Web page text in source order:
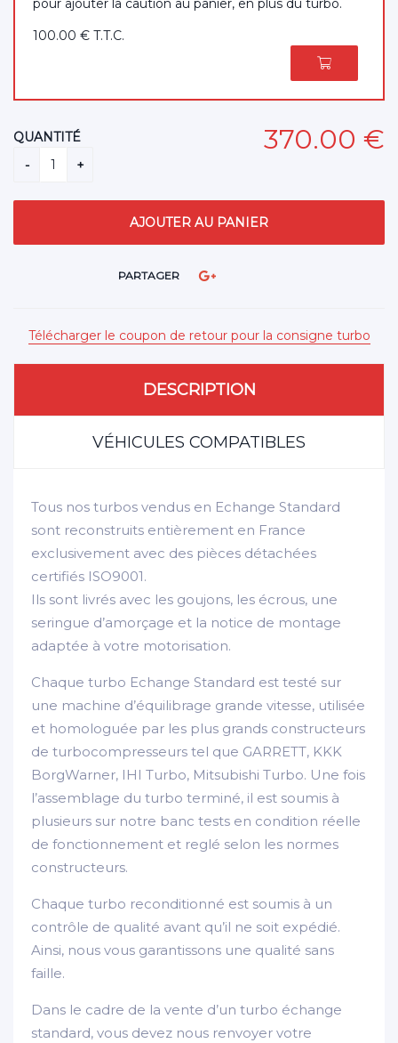
pour ajouter la caution au panier, en plus du turbo.
100.00 € T.T.C.
370.00 €
QUANTITÉ
PARTAGER
Télécharger le coupon de retour pour la consigne turbo
DESCRIPTION
VÉHICULES COMPATIBLES
Tous nos turbos vendus en Echange Standard
sont reconstruits entièrement en France
exclusivement avec des pièces détachées
certifiés ISO9001.
Ils sont livrés avec les goujons, les écrous, une
seringue d’amorçage et la notice de montage
adaptée à votre motorisation.
Chaque turbo Echange Standard est testé sur
une machine d’équilibrage grande vitesse, utilisée
et homologuée par les plus grands constructeurs
de turbocompresseurs tel que GARRETT, KKK
BorgWarner, IHI Turbo, Mitsubishi Turbo. Une fois
l’assemblage du turbo terminé, il est soumis à
plusieurs sur notre banc tests en condition réelle
de fonctionnement et reglé selon les normes
constructeurs.
Chaque turbo reconditionné est soumis à un
contrôle de qualité avant qu’il ne soit expédié.
Ainsi, nous vous garantissons une qualité sans
faille.
Dans le cadre de la vente d’un turbo échange
standard, vous devez nous renvoyer votre